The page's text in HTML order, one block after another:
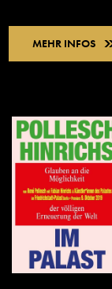
MEHR INFOS